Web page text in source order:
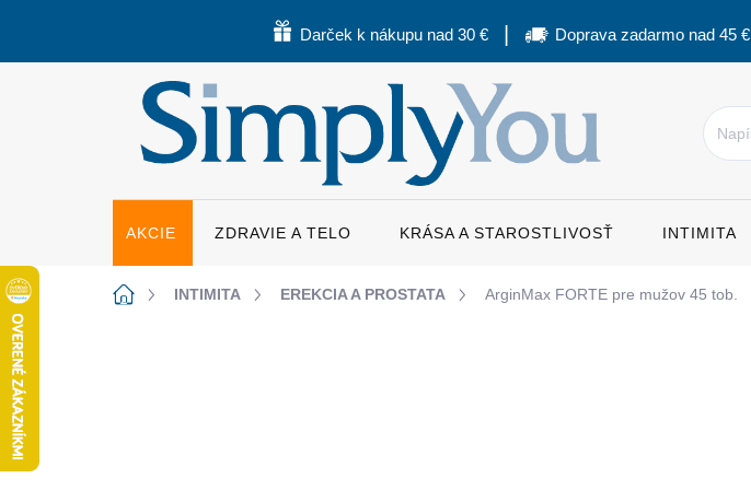
Darček k nákupu nad 30 € Doprava zadarmo nad 45 €
AKCIE ZDRAVIE A TELO KRÁSA A STAROSTLIVOSŤ INTIMITA
DomovINTIMITA EREKCIA A PROSTATA ArginMax FORTE pre mužov 45 tob.